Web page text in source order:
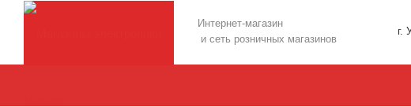
Интернет-магазин
и сеть розничных магазинов